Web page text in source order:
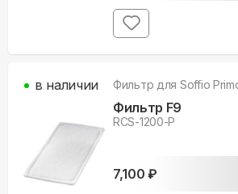
Фильтр для Soffio
Фильтр F9
RCS-1200-P
7,100 ₽
в наличии